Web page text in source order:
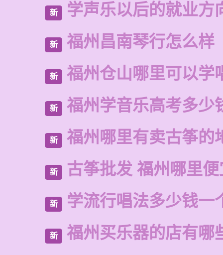
新 学声乐以后的就业方
新 福州昌南琴行怎么样
新 福州仓山哪里可以学
新 福州学音乐高考多少
新 福州哪里有卖古筝的
新 古筝批发 福州哪里
新 学流行唱法多少钱一
新 福州买乐器的店有哪